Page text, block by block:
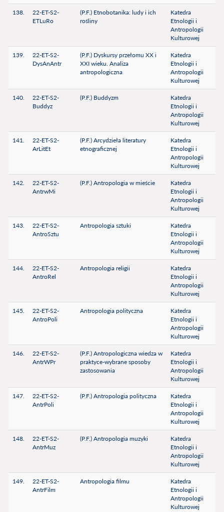
138.
22-ET-S2-
ETLuRo
(P.F.) Etnobotanika: ludy i ich
rośliny
Katedra
Etnologii i
Antropologii
Kulturowej
139.
22-ET-S2-
DysAnAntr
(P.F.) Dyskursy przełomu XX i
XXI wieku. Analiza
antropologiczna
Katedra
Etnologii i
Antropologii
Kulturowej
140.
22-ET-S2-
Buddyz
(P.F.) Buddyzm
Katedra
Etnologii i
Antropologii
Kulturowej
141.
22-ET-S2-
ArLitEt
(P.F.) Arcydzieła literatury
etnograficznej
Katedra
Etnologii i
Antropologii
Kulturowej
142.
22-ET-S2-
AntrwMi
(P.F.) Antropologia w mieście
Katedra
Etnologii i
Antropologii
Kulturowej
143.
22-ET-S2-
AntroSztu
Antropologia sztuki
Katedra
Etnologii i
Antropologii
Kulturowej
144.
22-ET-S2-
AntroRel
Antropologia religii
Katedra
Etnologii i
Antropologii
Kulturowej
145.
22-ET-S2-
AntroPoli
Antropologia polityczna
Katedra
Etnologii i
Antropologii
Kulturowej
146.
22-ET-S2-
AntrWPr
(P.F.) Antropologiczna wiedza w
praktyce-wybrane sposoby
zastosowania
Katedra
Etnologii i
Antropologii
Kulturowej
147.
22-ET-S2-
AntrPoli
(P.F.) Antropologia polityczna
Katedra
Etnologii i
Antropologii
Kulturowej
148.
22-ET-S2-
AntrMuz
(P.F.) Antropologia muzyki
Katedra
Etnologii i
Antropologii
Kulturowej
149.
22-ET-S2-
AntrFilm
Antropologia filmu
Katedra
Etnologii i
Antropologii
Kulturowej